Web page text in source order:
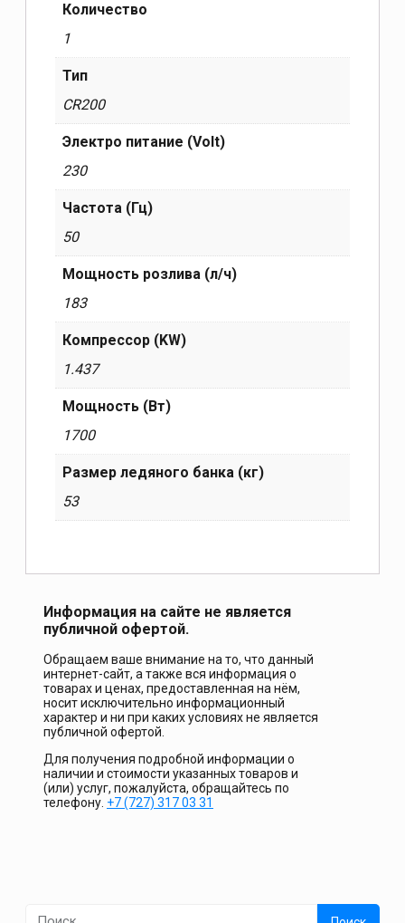
Количество
1
Тип
CR200
Электро питание (Volt)
230
Частота (Гц)
50
Мощность розлива (л/ч)
183
Компрессор (KW)
1.437
Мощность (Вт)
1700
Размер ледяного банка (кг)
53
Информация на сайте не является
публичной офертой.
Обращаем ваше внимание на то, что данный
интернет-сайт, а также вся информация о
товарах и ценах, предоставленная на нём,
носит исключительно информационный
характер и ни при каких условиях не является
публичной офертой.
Для получения подробной информации о
наличии и стоимости указанных товаров и
(или) услуг, пожалуйста, обращайтесь по
телефону. +7 (727) 317 03 31
Найти: